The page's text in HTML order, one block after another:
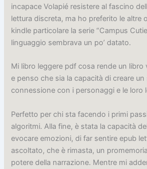
incapace Volapié resistere al fascino
lettura discreta, ma ho preferito le altre
kindle particolare la serie “Campus
linguaggio sembrava un po’ datato.
Mi libro leggere pdf cosa rende un libro
e penso che sia la capacità di creare
connessione con i personaggi e le loro
Perfetto per chi sta facendo i primi
algoritmi. Alla fine, è stata la capacità
evocare emozioni, di far sentire epub
ascoltato, che è rimasta, un
potere della narrazione. Mentre mi